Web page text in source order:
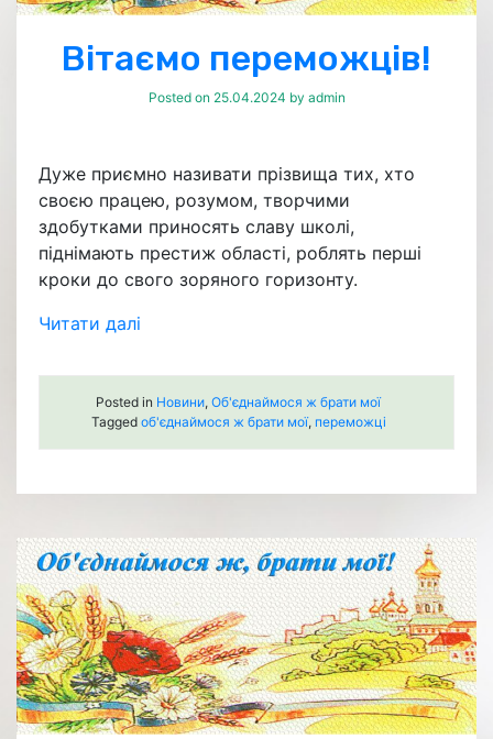
Вітаємо переможців!
Posted on 25.04.2024 by admin
Дуже приємно називати прізвища тих, хто
своєю працею, розумом, творчими
здобутками приносять славу школі,
піднімають престиж області, роблять перші
кроки до свого зоряного горизонту.
Читати далі
Posted in Новини, Об'єднаймося ж брати мої
Tagged об'єднаймося ж брати мої, переможці